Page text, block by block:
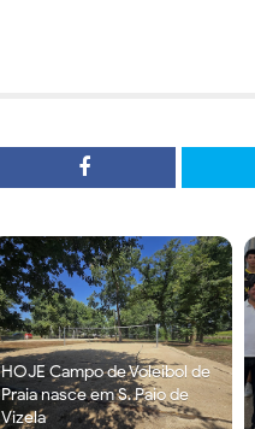
HOJE Campo de Voleibol de
Praia nasce em S. Paio de
Vizela